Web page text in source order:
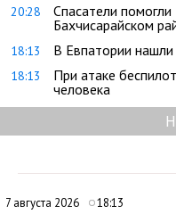
20:28
Спасатели помогли
Бахчисарайском
18:13 В Евпатории
18:13
При атаке
человека
7 августа 2026 18:13